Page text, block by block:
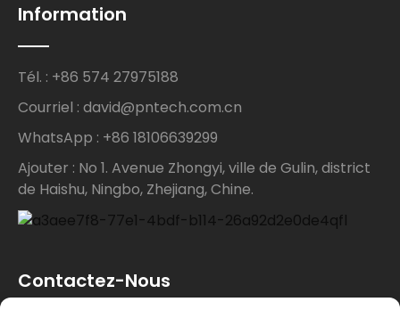
Information
Tél. : +86 574 27975188
Courriel : david@pntech.com.cn
WhatsApp : +86 18106639299
Ajouter : No 1. Avenue Zhongyi, ville de Gulin, district
de Haishu, Ningbo, Zhejiang, Chine.
Contactez-Nous